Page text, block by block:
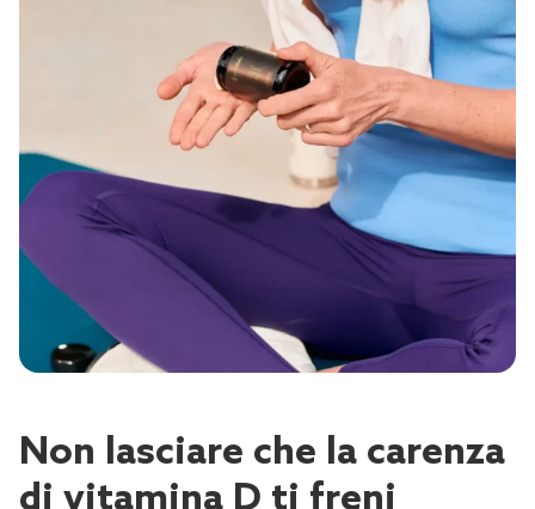
Non lasciare che la carenza
di vitamina D ti freni